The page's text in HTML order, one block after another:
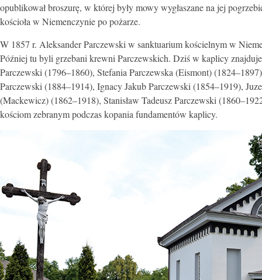
opublikował broszurę, w której były mowy wygłaszane na jej
kościoła w Niemenczynie po pożarze.
W 1857 r. Aleksander Parczewski w sanktuarium kościelnym w
Później tu byli grzebani krewni Parczewskich. Dziś w kaplicy
Parczewski (1796–1860), Stefania Parczewska (Eismont)
Parczewski (1884–1914), Ignacy Jakub Parczewski (1854–1919),
(Mackewicz) (1862–1918), Stanisław Tadeusz Parczewski
kościom zebranym podczas kopania fundamentów kaplicy.